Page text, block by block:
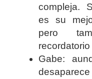
compleja.
es su
pero
Gabe: